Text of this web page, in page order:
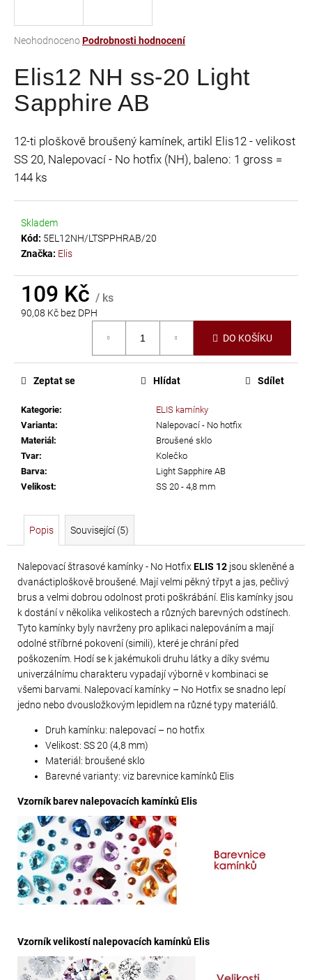
Průměrné
produktu
je
0,0
hvězdiček.
NeohodnocenoPodrobnosti hodnocení
Elis12 NH ss-20 Light
Sapphire AB
12-ti ploškově broušený kamínek, artikl Elis12 - velikost
SS 20, Nalepovací - No hotfix (NH), baleno: 1 gross =
144 ks
Skladem
Kód: 5EL12NH/LTSPPHRAB/20
Značka: Elis
109 Kč / ks
90,08 Kč bez DPH
DO KOŠÍKU
Kategorie:
ELIS kamínky
Varianta:
Nalepovací - No hotfix
Materiál:
Broušené sklo
Tvar:
Kolečko
Barva:
Light Sapphire AB
Velikost: SS 20 - 4,8 mm
Zeptat se Hlídat Sdílet
Popis Související (5)
Nalepovací štrasové kamínky - No HotfixELIS 12 jsou skleněné a
dvanáctiploškově broušené. Mají velmi pěkný třpyt a jas, pečlivý
brus a velmi dobrou odolnost proti poškrábání. Elis kamínky jsou
k dostání v několika velikostech a různých barevných odstínech.
Tyto kamínky byly navrženy pro aplikaci nalepováním a mají
odolné stříbrné pokovení (simili), které je chrání před
poškozením. Hodí se k jakémukoli druhu látky a díky svému
univerzálnímu charakteru vypadají výborně v kombinaci se
všemi barvami. Nalepovací kamínky – No Hotfix se snadno lepí
jedno nebo dvousložkovým lepidlem na různé typy materiálů.
Druh kamínku: nalepovací – no hotfix
Velikost: SS 20 (4,8 mm)
Materiál: broušené sklo
Barevné varianty: viz barevnice kamínků Elis
Vzorník barev nalepovacích kamínků Elis
Vzorník velikostí nalepovacích kamínků Elis
j
t
?
HLEDAT
D
o
p
č
e
m
SWAROVSKI
XIRIUS
NH
SS-
CRYSTAL
AB
299
Kč